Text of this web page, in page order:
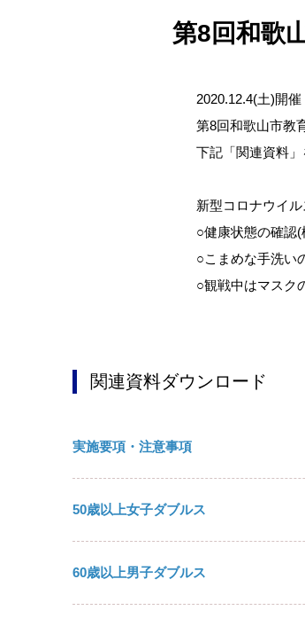
第8回和歌
2020.12.4(土)開催
第8回和歌山市教
下記「関連資料」
新型コロナウイ
○健康状態の確認
○こまめな手洗い
○観戦中はマスク
関連資料ダウンロード
実施要項・注意事項
50歳以上女子ダブルス
60歳以上男子ダブルス